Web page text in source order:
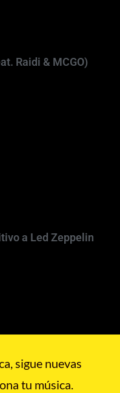
Raidi & MCGO)
a Led Zeppelin
sigue nuevas
tu música.